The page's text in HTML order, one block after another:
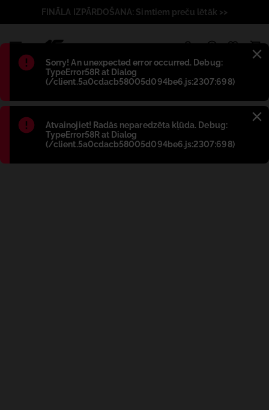
Błąd:
Sorry! An unexpected error occurred. Debug:
TypeError58R at Dialog
(/client.5a0cdacb58005d094be6.js:2307:698)
Błąd:
Atvainojiet! Radās neparedzēta kļūda. Debug:
TypeError58R at Dialog
(/client.5a0cdacb58005d094be6.js:2307:698)
FINĀLA IZPĀRDOŠANA: Simtiem preču lētāk >>